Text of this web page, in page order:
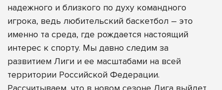
надежного и близкого по духу командного
игрока, ведь любительский баскетбол – это
именно та среда, где рождается настоящий
интерес к спорту. Мы давно следим за
развитием Лиги и ее масштабами на всей
территории Российской Федерации.